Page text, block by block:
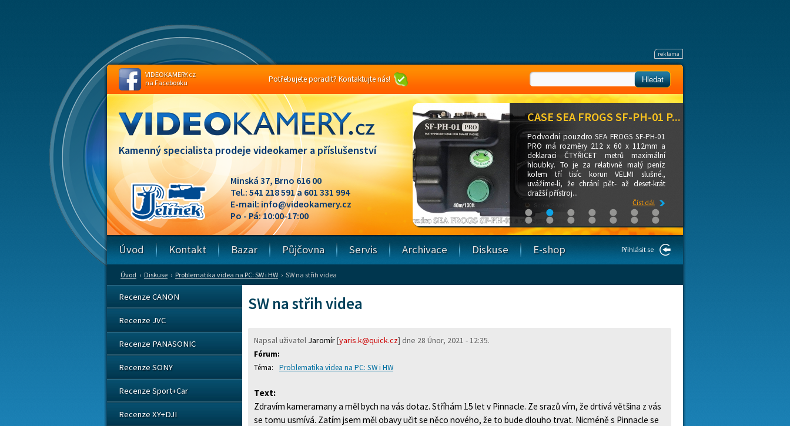
Kamenný specialista prodeje videokamer a příslušenství
Minská 37, Brno 616 00
Tel.: 541 218 591 a 601 331 994
E-mail:info@videokamery.cz
Po - Pá: 10:00-17:00
Úvod › Diskuse › Problematika videa na PC: SW i HW › SW na střih videa
SW na střih videa
Napsal uživatel Jaromír[yaris.k@quick.cz] dne 28 Únor, 2021 - 12:35.
Fórum:
Problematika videa na PC: SW i HW
Text:
Zdravím kameramany a měl bych na vás dotaz. Stříhám 15 let v Pinnacle. Ze srazů vím, že drtivá většina z vás
se tomu usmívá. Zatím jsem měl obavy učit se něco nového, že to bude dlouho trvat. Nicméně s Pinnacle se
Recenze CANON
Recenze JVC
Recenze PANASONIC
Recenze SONY
Recenze Sport+Car
Recenze XY+DJI
Přihlásit se
Úvod Kontakt Bazar Půjčovna Servis Archivace Diskuse E-shop
CASE SEA FROGS SF-PH-01 P...
Podvodní pouzdro SEA FROGS SF-PH-01
PRO má rozměry 212 x 60 x 112mm a
deklaraci ČTYŘICET metrů maximální
hloubky. To je za relativně malý peníz
kolem tří tisíc korun VELMI slušné.,
uvážíme-li, že chrání pět- až deset-krát
dražší přístroj...
Číst dál
VIDEOKAMERY.cz
na Facebooku
Potřebujete poradit? Kontaktujte nás!